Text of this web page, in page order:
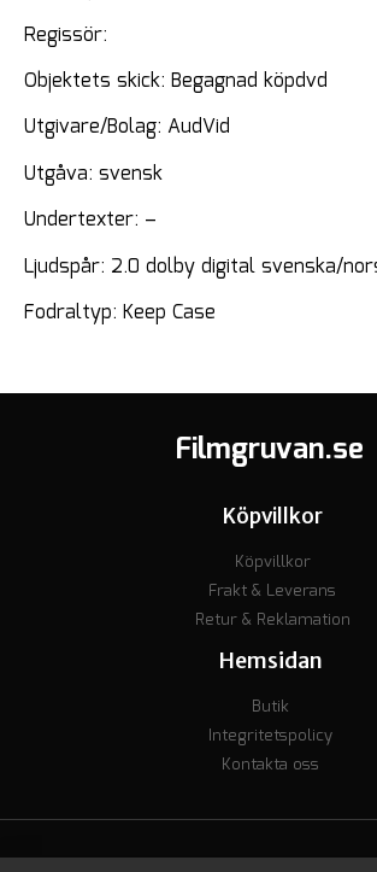
Regissör:
Objektets skick: Begagnad köpdvd
Utgivare/Bolag: AudVid
Utgåva: svensk
Undertexter: –
Ljudspår: 2.0 dolby digital svenska/
Fodraltyp: Keep Case
Filmgruvan.se
Köpvillkor
Köpvillkor
Frakt & Leverans
Retur & Reklamation
Hemsidan
Butik
Integritetspolicy
Kontakta oss
© Copyright 2023 - Org nr. 7106238277 -